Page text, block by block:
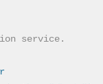
service.